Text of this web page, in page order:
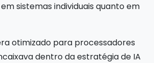
sistemas individuais quanto em
otimizado para processadores
dentro da estratégia de IA